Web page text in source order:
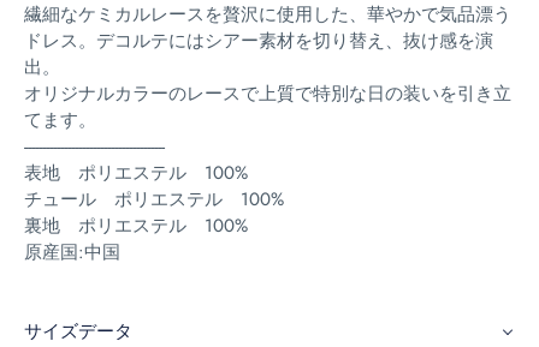
繊細なケミカルレースを贅沢に使用した、華やかで気品漂う
ドレス。デコルテにはシアー素材を切り替え、抜け感を演
出。
オリジナルカラーのレースで上質で特別な日の装いを引き立
てます。
---------------------------------------
表地 ポリエステル 100%
チュール ポリエステル 100%
裏地 ポリエステル 100%
原産国:中国
サイズデータ